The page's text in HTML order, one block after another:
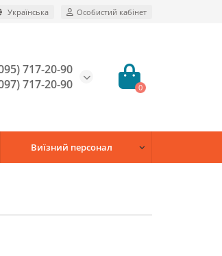
Українська Особистий кабінет
717-20-90
717-20-90
0
Виїзний персонал